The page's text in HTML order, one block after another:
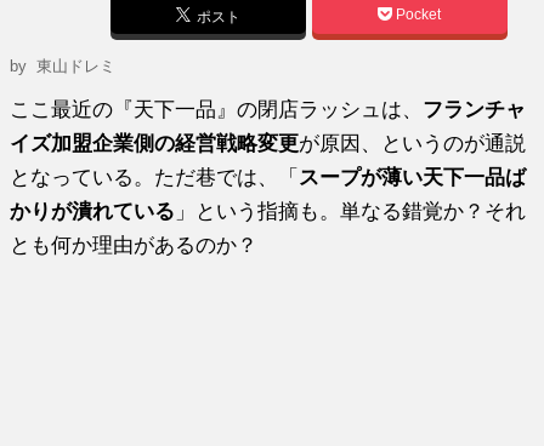
ポスト Pocket
by 東山ドレミ
ここ最近の『天下一品』の閉店ラッシュは、 フランチャ
イズ加盟企業側の経営戦略変更が原因、というのが通説
となっている。ただ巷では、「 スープが薄い天下一品ば
かりが潰れている 」という指摘も。単なる錯覚か？それ
とも何か理由があるのか？